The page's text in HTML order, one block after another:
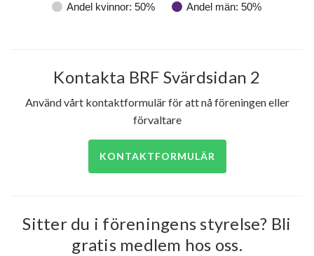
Andel kvinnor: 50% Andel män: 50%
Kontakta BRF Svärdsidan 2
Använd vårt kontaktformulär för att nå föreningen eller
förvaltare
KONTAKTFORMULÄR
Sitter du i föreningens styrelse? Bli
gratis medlem hos oss.